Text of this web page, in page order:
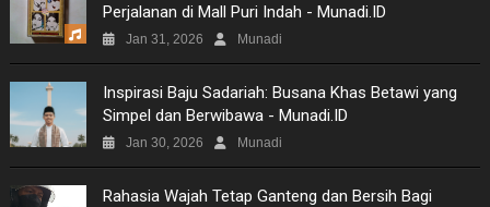
MOVIES
MUSIC
PICTURES
Perjalanan di Mall Puri Indah - Munadi.ID
Jan 31, 2026 Munadi
Inspirasi Baju Sadariah: Busana Khas Betawi yang
Simpel dan Berwibawa - Munadi.ID
Jan 30, 2026 Munadi
Rahasia Wajah Tetap Ganteng dan Bersih Bagi